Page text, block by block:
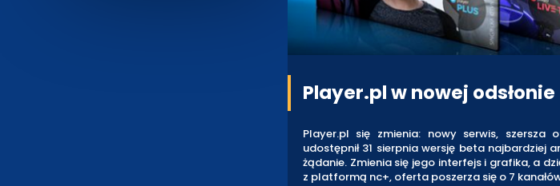
Player.pl w nowej odsłonie
Player.pl się zmienia: nowy serwis,
udostępnił 31 sierpnia wersję beta najbardziej
żądanie. Zmienia się jego interfejs i grafika, a
z platformą nc+, oferta poszerza się o 7